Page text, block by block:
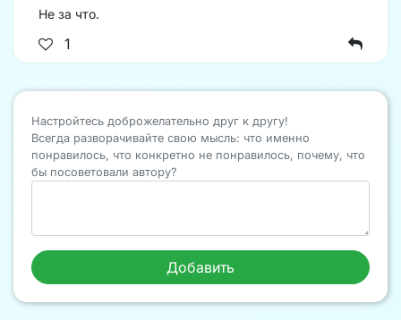
Не за что.
1
Настройтесь доброжелательно друг к другу!
Всегда разворачивайте свою мысль: что именно
понравилось, что конкретно не понравилось, почему, что
бы посоветовали автору?